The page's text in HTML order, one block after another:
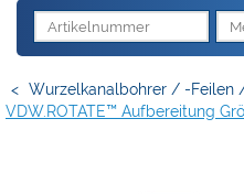
< Wurzelkanalbohrer / -Feilen
VDW.ROTATE™ Aufbereitung